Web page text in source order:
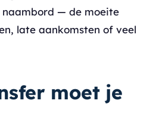
— de moeite
late aankomsten of veel
moet je